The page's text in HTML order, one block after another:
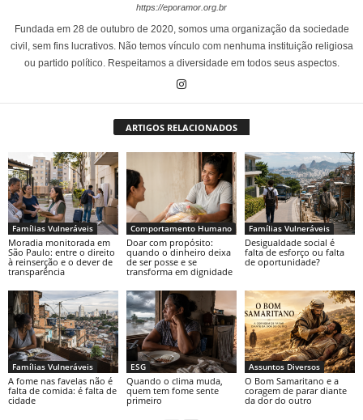
https://eporamor.org.br
Fundada em 28 de outubro de 2020, somos uma organização da sociedade
civil, sem fins lucrativos. Não temos vínculo com nenhuma instituição religiosa
ou partido político. Respeitamos a diversidade em todos seus aspectos.
ARTIGOS RELACIONADOS
Famílias Vulneráveis
Moradia monitorada em
São Paulo: entre o direito
à reinserção e o dever de
transparência
Comportamento Humano
Doar com propósito:
quando o dinheiro deixa
de ser posse e se
transforma em dignidade
Famílias Vulneráveis
Desigualdade social é
falta de esforço ou falta
de oportunidade?
Famílias Vulneráveis
A fome nas favelas não é
falta de comida: é falta de
cidade
ESG
Quando o clima muda,
quem tem fome sente
primeiro
Assuntos Diversos
O Bom Samaritano e a
coragem de parar diante
da dor do outro